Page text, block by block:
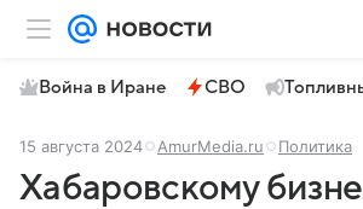
Война в Иране СВО
15 августа 2024 AmurMedia.ru Политика
Хабаровскому